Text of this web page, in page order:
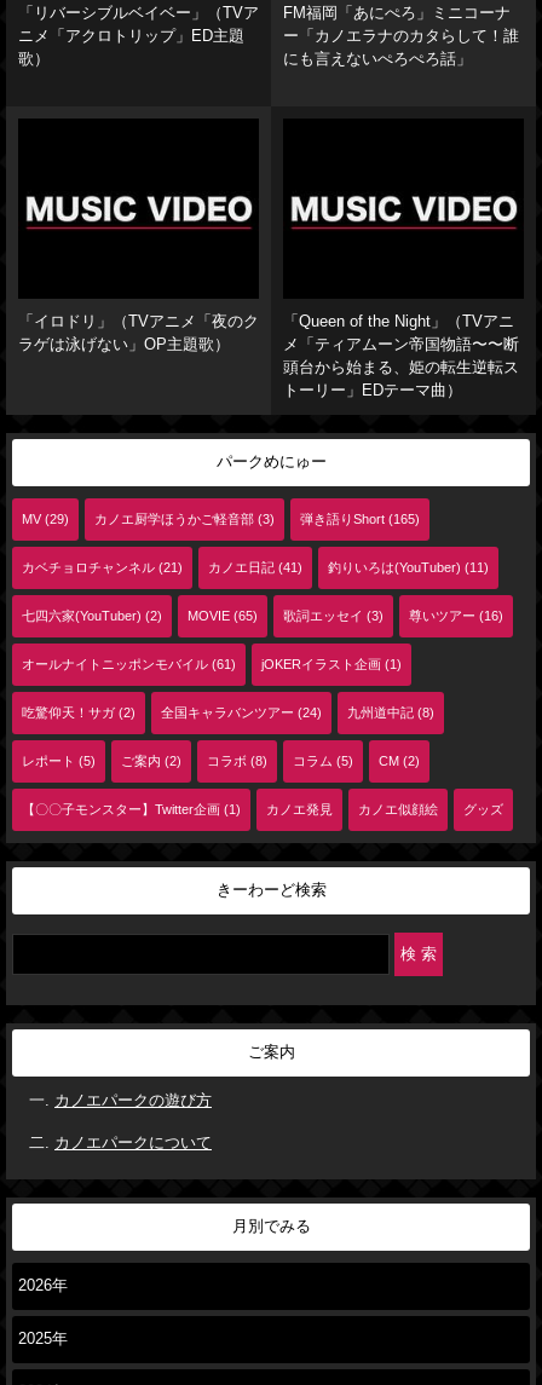
「リバーシブルベイベー」（TVア
ニメ「アクロトリップ」ED主題
歌）
FM福岡「あにぺろ」ミニコーナ
ー「カノエラナのカタらして！誰
にも言えないぺろぺろ話」
「イロドリ」（TVアニメ「夜のク
ラゲは泳げない」OP主題歌）
「Queen of the Night」（TVアニ
メ「ティアムーン帝国物語〜〜断
頭台から始まる、姫の転生逆転ス
トーリー」EDテーマ曲）
パークめにゅー
MV (29) カノエ厨学ほうかご軽音部 (3) 弾き語りShort (165)
カベチョロチャンネル (21) カノエ日記 (41) 釣りいろは(YouTuber) (11)
七四六家(YouTuber) (2) MOVIE (65) 歌詞エッセイ (3) 尊いツアー (16)
オールナイトニッポンモバイル (61) jOKERイラスト企画 (1)
吃驚仰天！サガ (2) 全国キャラバンツアー (24) 九州道中記 (8)
レポート (5) ご案内 (2) コラボ (8) コラム (5) CM (2)
【〇〇子モンスター】Twitter企画 (1) カノエ発見 カノエ似顔絵 グッズ
きーわーど検索
ご案内
カノエパークの遊び方
カノエパークについて
月別でみる
2026年
2025年